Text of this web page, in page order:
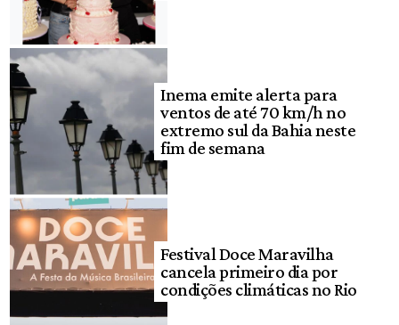
Inema emite alerta para
ventos de até 70 km/h no
extremo sul da Bahia neste
fim de semana
Festival Doce Maravilha
cancela primeiro dia por
condições climáticas no Rio